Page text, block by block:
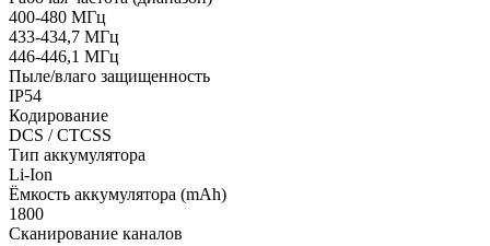
400-480 МГц
433-434,7 МГц
446-446,1 МГц
Пыле/влаго защищенность
IP54
Кодирование
DCS / CTCSS
Тип аккумулятора
Li-Ion
Ёмкость аккумулятора (mAh)
1800
Сканирование каналов